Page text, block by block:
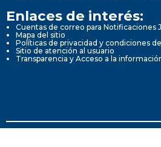
Enlaces de interés:
Cuentas de correo para Notificaciones
Mapa del sitio
Políticas de privacidad y condiciones
Sitio de atención al usuario
Transparencia y Acceso a la